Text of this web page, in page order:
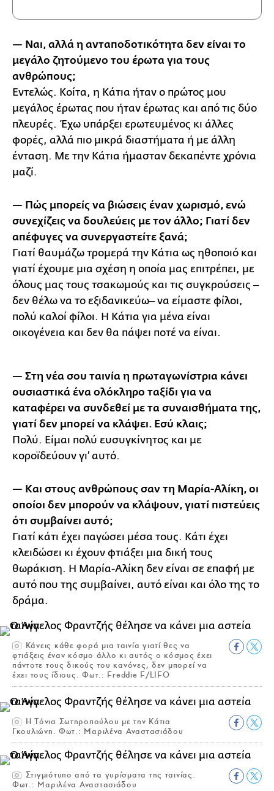
— Ναι, αλλά η ανταποδοτικότητα δεν είναι το
μεγάλο ζητούμενο του έρωτα για τους
ανθρώπους;
Εντελώς. Κοίτα, η Κάτια ήταν ο πρώτος μου
μεγάλος έρωτας που ήταν έρωτας και από τις δύο
πλευρές. Έχω υπάρξει ερωτευμένος κι άλλες
φορές, αλλά πιο μικρά διαστήματα ή με άλλη
ένταση. Με την Κάτια ήμασταν δεκαπέντε χρόνια
μαζί.
— Πώς μπορείς να βιώσεις έναν χωρισμό, ενώ
συνεχίζεις να δουλεύεις με τον άλλο; Γιατί δεν
απέφυγες να συνεργαστείτε ξανά;
Γιατί θαυμάζω τρομερά την Κάτια ως ηθοποιό και
γιατί έχουμε μια σχέση η οποία μας επιτρέπει, με
όλους μας τους τσακωμούς και τις συγκρούσεις ‒
δεν θέλω να το εξιδανικεύω‒ να είμαστε φίλοι,
πολύ καλοί φίλοι. Η Κάτια για μένα είναι
οικογένεια και δεν θα πάψει ποτέ να είναι.
— Στη νέα σου ταινία η πρωταγωνίστρια κάνει
ουσιαστικά ένα ολόκληρο ταξίδι για να
καταφέρει να συνδεθεί με τα συναισθήματα της,
γιατί δεν μπορεί να κλάψει. Εσύ κλαις;
Πολύ. Είμαι πολύ ευσυγκίνητος και με
κοροϊδεύουν γι’ αυτό.
— Και στους ανθρώπους σαν τη Μαρία-Αλίκη, οι
οποίοι δεν μπορούν να κλάψουν, γιατί πιστεύεις
ότι συμβαίνει αυτό;
Γιατί κάτι έχει παγώσει μέσα τους. Κάτι έχει
κλειδώσει κι έχουν φτιάξει μια δική τους
θωράκιση. Η Μαρία-Αλίκη δεν είναι σε επαφή με
αυτό που της συμβαίνει, αυτό είναι και όλο της το
δράμα.
Κάνεις κάθε φορά μια ταινία γιατί θες να
φτιάξεις έναν κόσμο άλλο κι αυτός ο κόσμος έχει
πάντοτε τους δικούς του κανόνες, δεν μπορεί να
έχει τους ίδιους. Φωτ.: Freddie F/LIFO
Η Τόνια Σωτηροπούλου με την Κάτια
Γκουλιώνη. Φωτ.: Μαριλένα Αναστασιάδου
Στιγμιότυπο από τα γυρίσματα της ταινίας.
Φωτ.: Μαριλένα Αναστασιάδου